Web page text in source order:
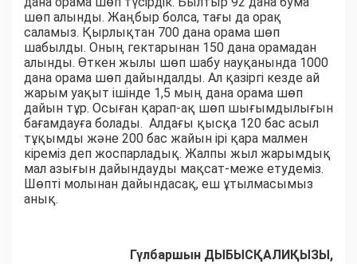
шөп алынды. Жаңбыр болса, тағы да орақ
саламыз. Қырлықтан 700 дана орама шөп
шабылды. Оның гектарынан 150 дана орамадан
алынды. Өткен жылы шөп шабу науқанында 1000
дана орама шөп дайындалды. Ал қазіргі кезде ай
жарым уақыт ішінде 1,5 мың дана орама шөп
дайын тұр. Осыған қарап-ақ шөп шығымдылығын
бағамдауға болады. Алдағы қысқа 120 бас асыл
тұқымды және 200 бас жайын ірі қара малмен
кіреміз деп жоспарладық. Жалпы жыл жарымдық
мал азығын дайындауды мақсат-меже етудеміз.
Шөпті молынан дайындасақ, еш ұтылмасымыз
анық.
Гүлбаршын ДЫБЫСҚАЛИҚЫЗЫ,